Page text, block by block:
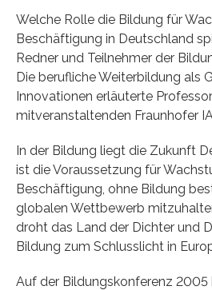
Welche Rolle die Bildung für
Beschäftigung in Deutschland
Redner und Teilnehmer der
Die berufliche Weiterbildung als
Innovationen erläuterte
mitveranstaltenden Fraunhofer
In der Bildung liegt die Zukunft
ist die Voraussetzung für
Beschäftigung, ohne Bildung
globalen Wettbewerb
droht das Land der Dichter und
Bildung zum Schlusslicht in
Auf der Bildungskonferenz